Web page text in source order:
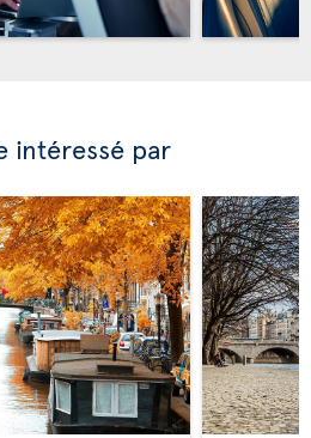
intéressé par